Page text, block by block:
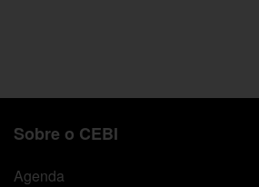
Sobre o CEBI
Agenda